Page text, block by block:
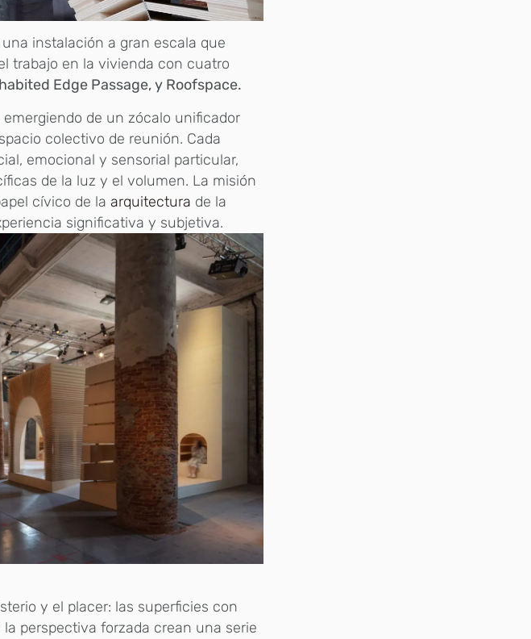
instalación a gran escala que
trabajo en la vivienda con cuatro
Edge Passage, y Roofspace.
de un zócalo unificador
colectivo de reunión. Cada
emocional y sensorial particular,
de la luz y el volumen. La misión
cívico de la arquitectura de la
significativa y subjetiva.
y el placer: las superficies con
perspectiva forzada crean una serie